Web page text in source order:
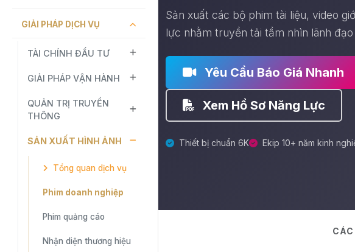
GIẢI PHÁP DỊCH VỤ
TÀI CHÍNH ĐẦU TƯ
GIẢI PHÁP VẬN HÀNH
QUẢN TRỊ TRUYỀN
THÔNG
SẢN XUẤT HÌNH ẢNH
Tổng quan dịch vụ
Phim doanh nghiệp
Phim quảng cáo
Nhận diện thương hiệu
Sản xuất các bộ phim tài liệu, video
lực nhằm truyền tải tầm nhìn lãnh
Yêu Cầu Báo Giá Nhanh
Xem Hồ Sơ Năng Lực
Thiết bị chuẩn 6K Ekip 10+ năm kinh